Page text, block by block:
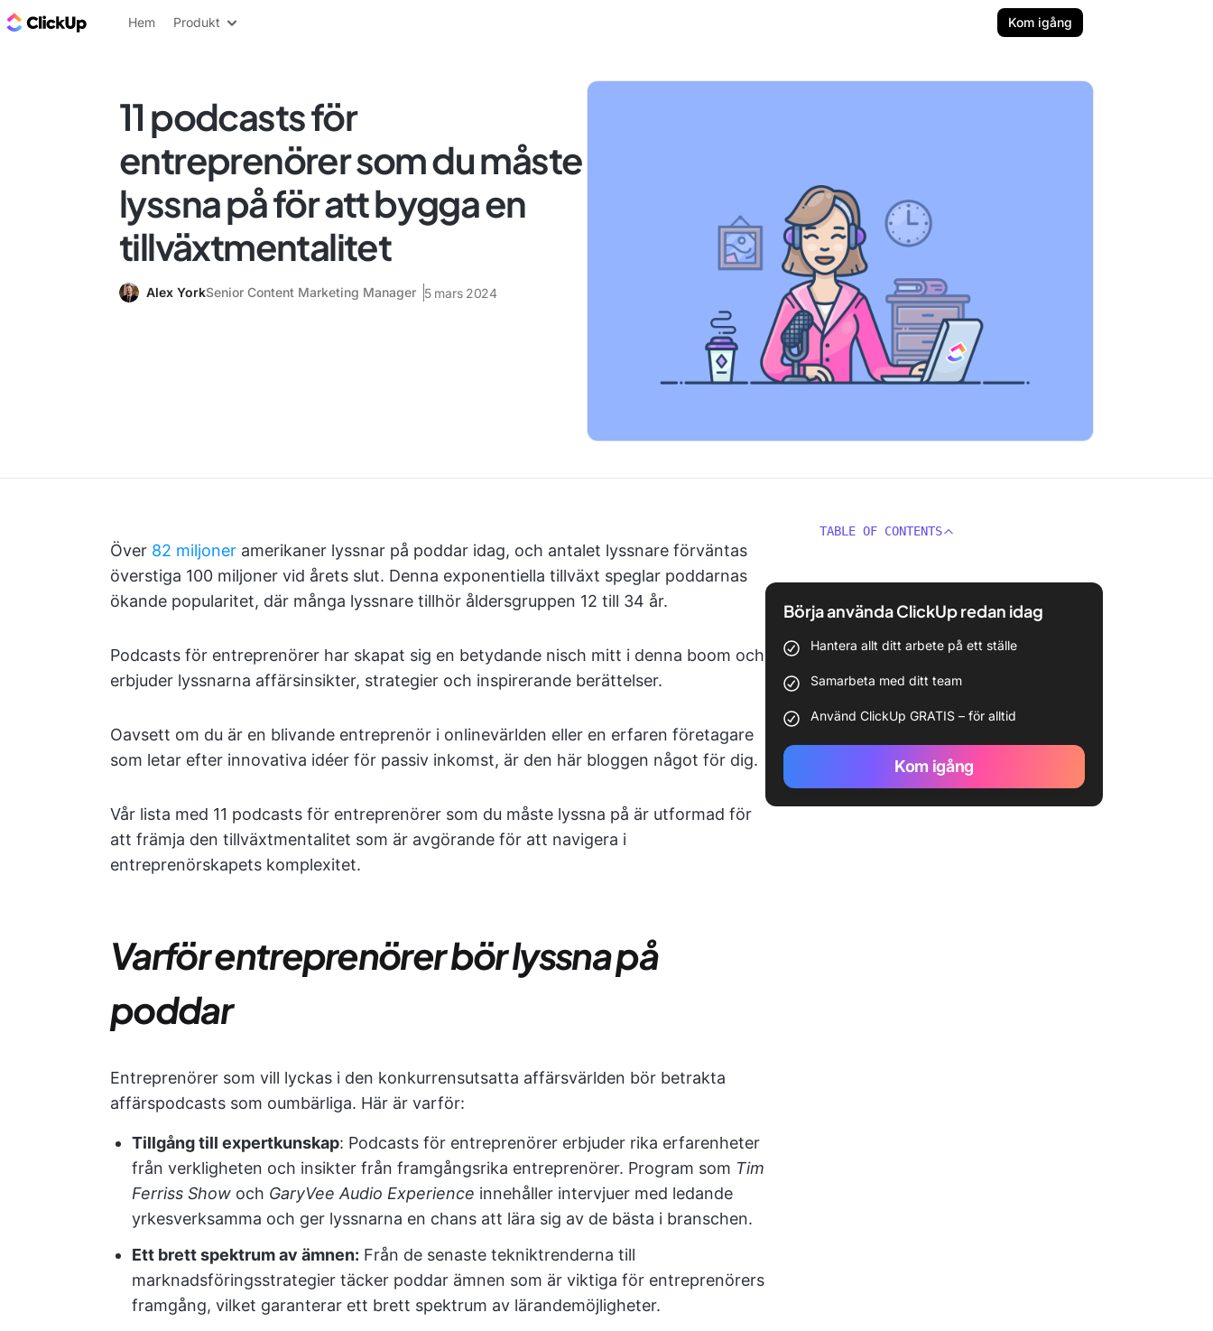
ClickUp-bloggen
Hem Produkt Kom igång
11 podcasts för
entreprenörer som du måste
lyssna på för att bygga en
tillväxtmentalitet
Alex YorkSenior Content Marketing Manager 5 mars 2024
Över 82 miljoner amerikaner lyssnar på poddar idag, och antalet lyssnare förväntas
överstiga 100 miljoner vid årets slut. Denna exponentiella tillväxt speglar poddarnas
ökande popularitet, där många lyssnare tillhör åldersgruppen 12 till 34 år.
Podcasts för entreprenörer har skapat sig en betydande nisch mitt i denna boom och
erbjuder lyssnarna affärsinsikter, strategier och inspirerande berättelser.
Oavsett om du är en blivande entreprenör i onlinevärlden eller en erfaren företagare
som letar efter innovativa idéer för passiv inkomst, är den här bloggen något för dig.
Vår lista med 11 podcasts för entreprenörer som du måste lyssna på är utformad för
att främja den tillväxtmentalitet som är avgörande för att navigera i
entreprenörskapets komplexitet.
Varför entreprenörer bör lyssna på
poddar
Entreprenörer som vill lyckas i den konkurrensutsatta affärsvärlden bör betrakta
affärspodcasts som oumbärliga. Här är varför:
Tillgång till expertkunskap: Podcasts för entreprenörer erbjuder rika erfarenheter
från verkligheten och insikter från framgångsrika entreprenörer. Program som Tim
Ferriss Show och GaryVee Audio Experience innehåller intervjuer med ledande
yrkesverksamma och ger lyssnarna en chans att lära sig av de bästa i branschen.
Ett brett spektrum av ämnen: Från de senaste tekniktrenderna till
marknadsföringsstrategier täcker poddar ämnen som är viktiga för entreprenörers
framgång, vilket garanterar ett brett spektrum av lärandemöjligheter.
TABLE OF CONTENTS
Börja använda ClickUp redan idag
Hantera allt ditt arbete på ett ställe
Samarbeta med ditt team
Använd ClickUp GRATIS – för alltid
Kom igång